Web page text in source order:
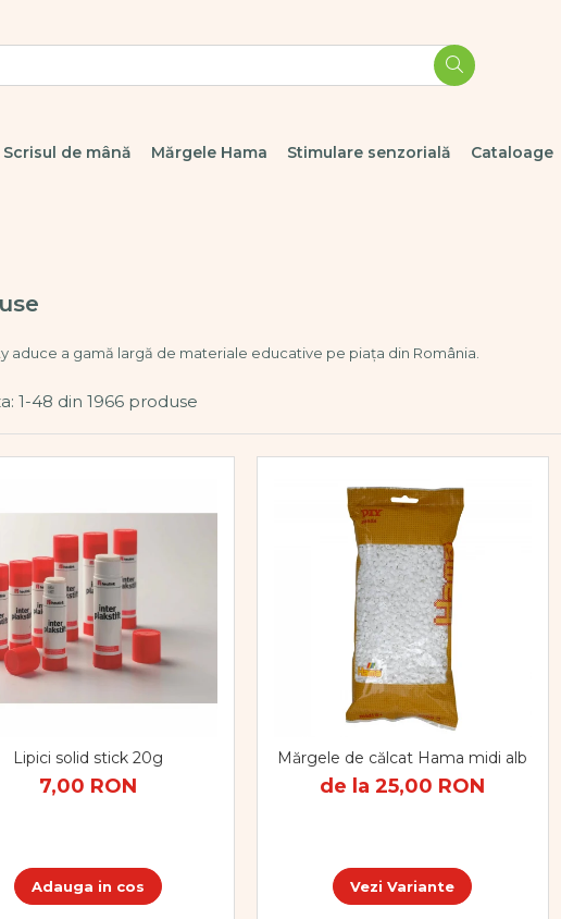
Scrisul de mână Mărgele Hama Stimulare senzorială Cataloage
aduce a gamă largă de materiale educative pe piața din România.
1-48 din 1966 produse
Lipici solid stick 20g
7,00 RON
Adauga in cos
Mărgele de călcat Hama midi alb
de la 25,00 RON
Vezi Variante